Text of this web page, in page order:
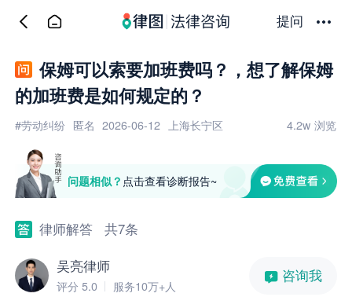
提问
保姆可以索要加班费吗？，想了解保姆
的加班费是如何规定的？
4.2w 浏览
#劳动纠纷 匿名 2026-06-12 上海长宁区
问题相似？ 点击查看诊断报告~
律师解答
共7条
吴亮律师
评分 5.0 服务10万+人
咨询我